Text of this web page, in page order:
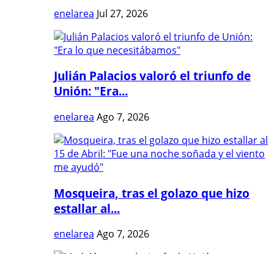
enelarea Jul 27, 2026
Julián Palacios valoró el triunfo de
Unión: "Era...
enelarea Ago 7, 2026
Mosqueira, tras el golazo que hizo
estallar al...
enelarea Ago 7, 2026